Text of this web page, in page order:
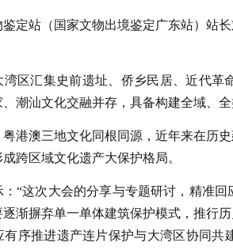
鉴定站（国家文物出境鉴定广东站）站
湾区汇集史前遗址、侨乡民居、近代
潮汕文化交融并存，具备构建全域、全
粤港澳三地文化同根同源，近年来在历
跨区域文化遗产大保护格局。
：“这次大会的分享与专题研讨，精准
渐摒弃单一单体建筑保护模式，推行
有序推进遗产连片保护与大湾区协同